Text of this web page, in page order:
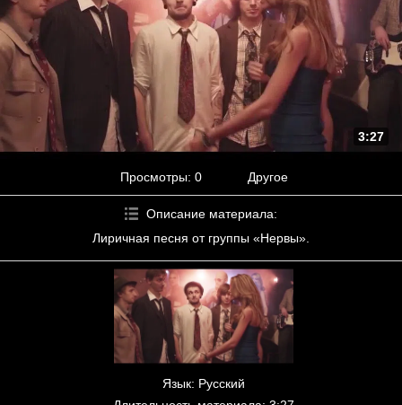
3:27
Просмотры: 0 Другое
Описание материала:
Лиричная песня от группы «Нервы».
Язык: Русский